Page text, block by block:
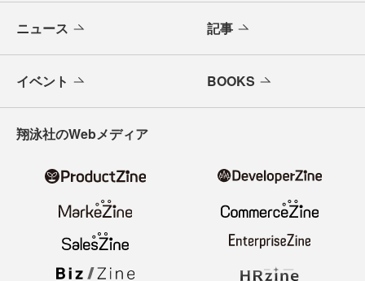
ニュース 記事
イベント BOOKS
翔泳社のWebメディア